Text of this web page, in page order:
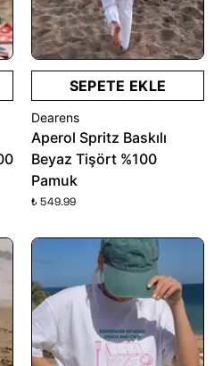
SEPETE EKLE
Dearens
Aperol Spritz Baskılı
Beyaz Tişört %100
Pamuk
₺ 549.99